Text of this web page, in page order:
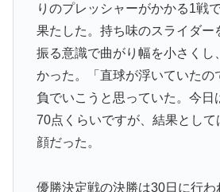
りのプレッシャーがかかる1戦
果たした。持ち味のスライダー
振る意識で曲がり幅を小さくし
かった。「直球が浮いていたの
負でいこうと思っていた。今日
70点くらいですが、結果とし
顔だった。
優勝決定戦の決勝は30日に行